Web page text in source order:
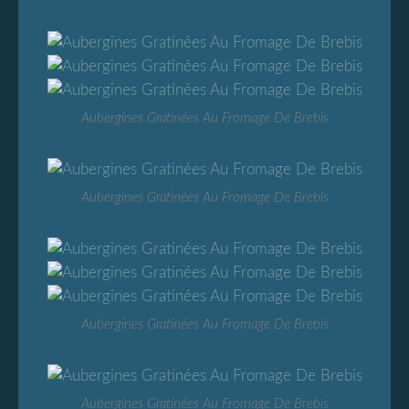
Aubergines Gratinées Au Fromage De Brebis
Aubergines Gratinées Au Fromage De Brebis
Aubergines Gratinées Au Fromage De Brebis
Aubergines Gratinées Au Fromage De Brebis